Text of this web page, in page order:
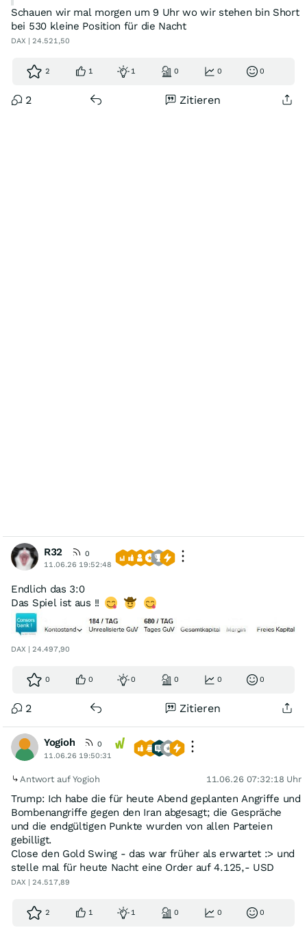
Schauen wir mal morgen um 9 Uhr wo wir stehen bin Short
bei 530 kleine Position für die Nacht
DAX | 24.521,50
2 1 1 0 0 0
2 Zitieren
R32
0
11.06.26 19:52:48
Endlich das 3:0
Das Spiel ist aus !!
DAX | 24.497,90
0 0 0 0 0 0
2 Zitieren
Yogioh
0
11.06.26 19:50:31
Antwort auf Yogioh 11.06.26 07:32:18 Uhr
Trump: Ich habe die für heute Abend geplanten Angriffe und
Bombenangriffe gegen den Iran abgesagt; die Gespräche
und die endgültigen Punkte wurden von allen Parteien
gebilligt.
Close den Gold Swing - das war früher als erwartet :> und
stelle mal für heute Nacht eine Order auf 4.125,- USD
DAX | 24.517,89
2 1 1 0 0 0